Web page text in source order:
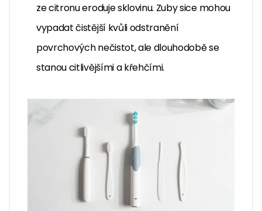
ze citronu eroduje sklovinu. Zuby sice mohou
vypadat čistější kvůli odstranění
povrchových nečistot, ale dlouhodobě se
stanou citlivějšími a křehčími.